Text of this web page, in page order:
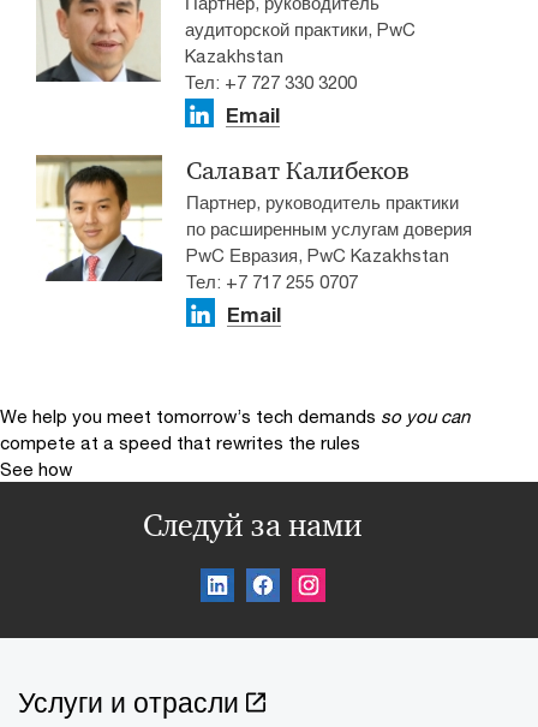
аудиторской практики, PwC
Kazakhstan
Тел: +7 727 330 3200
Email
Салават Калибеков
Партнер, руководитель практики
по расширенным услугам доверия
PwC Евразия, PwC Kazakhstan
Тел: +7 717 255 0707
Email
We help you meet tomorrow’s tech demands so you can
compete at a speed that rewrites the rules
See how
Следуй за нами
Услуги и отрасли